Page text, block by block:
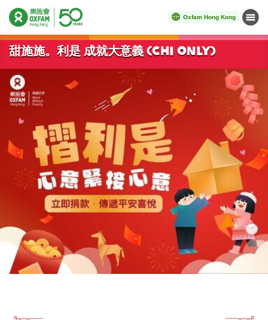
Oxfam Hong Kong Menu
Start main content
甜施施。利是 成就大意義 (Chi only)